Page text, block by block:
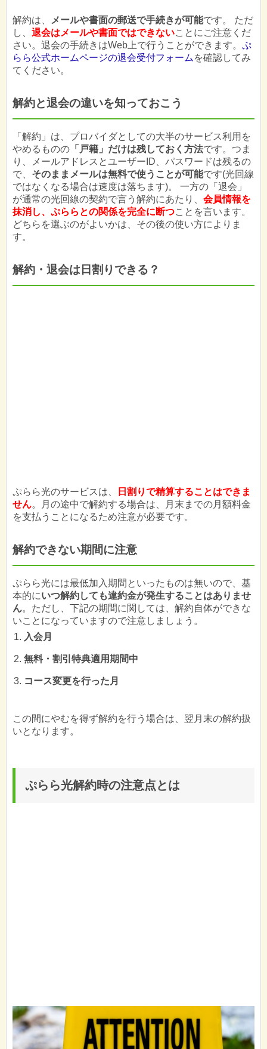
解約は、 メールや書面の郵送で手続きが可能です。 ただ
し、 退会はメールや書面ではできないことにご注意くだ
さい。退会の手続きはWeb上で行うことができます。 ぷ
らら公式ホームページの退会受付フォーム を確認してみ
てください。
解約と退会の違いを知っておこう
「解約」は、プロバイダとしての大半のサービス利用を
やめるものの 「戸籍」だけは残しておく方法です。つま
り、メールアドレスとユーザーID、パスワードは残るの
で、 そのままメールは無料で使うことが可能です(光回線
ではなくなる場合は速度は落ちます)。 一方の「退会」
が通常の光回線の契約で言う解約にあたり、 会員情報を
抹消し、ぷららとの関係を完全に断つことを言います。
どちらを選ぶのがよいかは、その後の使い方によりま
す。
解約・退会は日割りできる？
ぷらら光のサービスは、
日割りで精算することはできま
せん。月の途中で解約する場合は、月末までの月額料金
を支払うことになるため注意が必要です。
解約できない期間に注意
ぷらら光には最低加入期間といったものは無いので、基
本的にいつ解約しても違約金が発生することはありませ
ん。ただし、下記の期間に関しては、解約自体ができな
いことになっていますので注意しましょう。
入会月
無料・割引特典適用期間中
コース変更を行った月
この間にやむを得ず解約を行う場合は、翌月末の解約扱
いとなります。
ぷらら光解約時の注意点とは